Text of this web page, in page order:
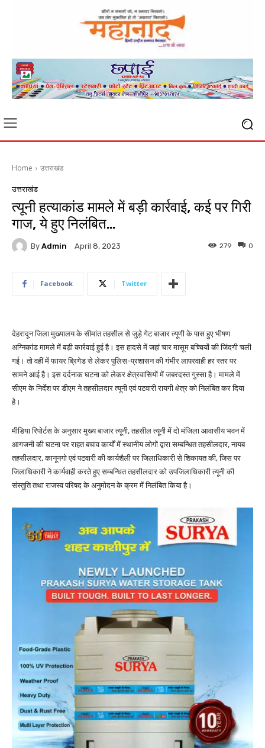
Home उत्तराखंड
उत्तराखंड
त्यूनी हत्याकांड मामले में बड़ी कार्रवाई, कई पर गिरी
गाज, ये हुए निलंबित…
By Admin April 8, 2023 0
279
Facebook Twitter
देहरादून जिला मुख्यालय के सीमांत तहसील से जुड़े गेट बाजार त्यूणी के पास हुए भीषण
अग्निकांड मामले में बड़ी कार्रवाई हुई है। इस हादसे में जहां चार मासूम बच्चियों की जिंदगी चली
गई। तो वहीं में फायर ब्रिगेड से लेकर पुलिस-प्रशासन की गंभीर लापरवाही हर स्तर पर
सामने आई है। इस दर्दनाक घटना को लेकर क्षेत्रवासियों में जबरदस्त गुस्सा है। मामले में
सीएम के निर्देश पर डीएम ने तहसीलदार त्यूनी एवं पटवारी रायगी क्षेत्र को निलंबित कर दिया
है।
मीडिया रिपोर्टस के अनुसार मुख्य बाजार त्यूनी, तहसील त्यूनी में दो मंजिला आवासीय भवन में
आगजनी की घटना पर राहत बचाव कार्यों में स्थानीय लोगों द्वारा सम्बन्धित तहसीलदार, नायब
तहसीलदार, कानूनगो एवं पटवारी की कार्यशैली पर जिलाधिकारी से शिकायत की, जिस पर
जिलाधिकारी ने कार्यवाही करते हुए सम्बन्धित तहसीलदार को उपजिलाधिकारी त्यूनी की
संस्तुति तथा राजस्व परिषद के अनुमोदन के क्रम में निलंबित किया है।